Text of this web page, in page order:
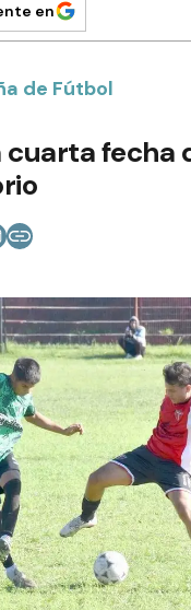
en
de Fútbol
cuarta fecha